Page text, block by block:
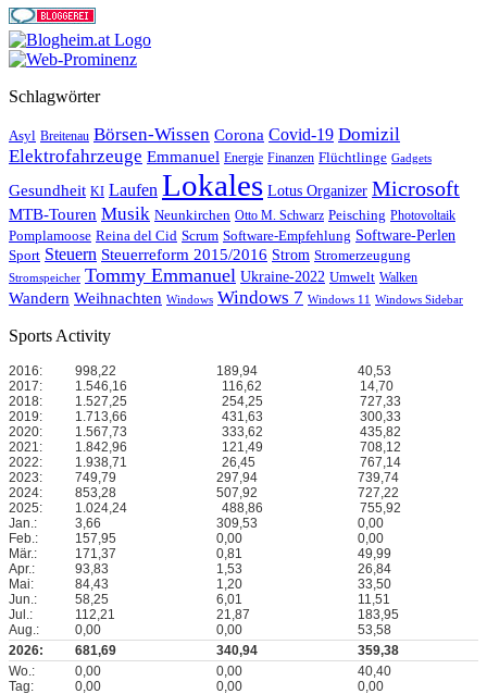
Schlagwörter
Asyl Breitenau Börsen-Wissen Corona Covid-19 Domizil
Elektrofahrzeuge Emmanuel Energie Finanzen Flüchtlinge Gadgets
Gesundheit KI Laufen Lokales Lotus Organizer Microsoft
MTB-Touren Musik Neunkirchen Otto M. Schwarz Peisching Photovoltaik
Pomplamoose Reina del Cid Scrum Software-Empfehlung Software-Perlen
Sport Steuern Steuerreform 2015/2016 Strom Stromerzeugung
Stromspeicher Tommy Emmanuel Ukraine-2022 Umwelt Walken
Wandern Weihnachten Windows Windows 7 Windows 11 Windows Sidebar
Sports Activity
2016: 998,22 189,94
40,53
2017:
1.546,16 116,62
14,70
2018:
1.527,25 254,25
727,33
2019:
1.713,66 431,63
300,33
2020:
1.567,73 333,62
435,82
2021:
1.842,96 121,49
708,12
2022:
1.938,71 26,45
767,14
2023:
749,79 297,94
739,74
2024:
853,28 507,92
727,22
2025:
1.024,24 488,86
755,92
Jan.:
3,66 309,53
0,00
Feb.:
157,95 0,00
0,00
Mär.:
171,37 0,81
49,99
Apr.:
93,83 1,53
26,84
Mai:
84,43 1,20
33,50
Jun.:
58,25 6,01
11,51
Jul.:
112,21 21,87
183,95
Aug.:
0,00 0,00
53,58
2026:
681,69 340,94
359,38
Wo.:
0,00 0,00
40,40
Tag:
0,00 0,00 0,00